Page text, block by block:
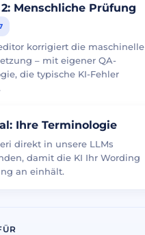
Menschliche Prüfung
korrigiert die maschinelle
– mit eigener QA-
die typische KI-Fehler
Ihre Terminologie
direkt in unsere LLMs
damit die KI Ihr Wording
an einhält.